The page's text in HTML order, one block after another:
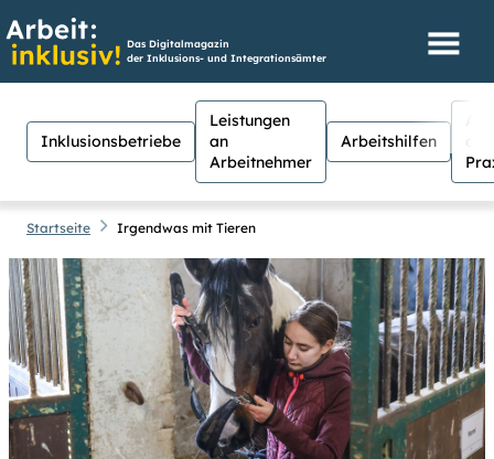
Das Digitalmagazin
der Inklusions- und Integrationsämter
Inklusionsbetriebe
Leistungen
an
Arbeitnehmer
Arbeitshilfen
Suche
Suchen
Hilfen
Für Menschen mit Sehschwäche
besteht hier die Möglichkeit, den
Kontrast stärker einzustellen.
Startseite Irgendwas mit Tieren